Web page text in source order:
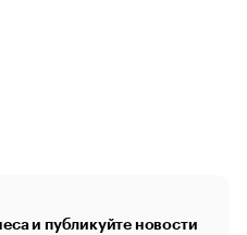
и публикуйте новости